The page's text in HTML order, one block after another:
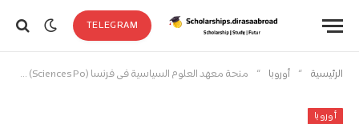
TELEGRAM
الرئيسية » أوروبا » منحة معهد العلوم السياسية في فرنسا (Sciences Po) 2026/2027 | للبكالوريوس والماجستير والدكتوراه
أوروبا